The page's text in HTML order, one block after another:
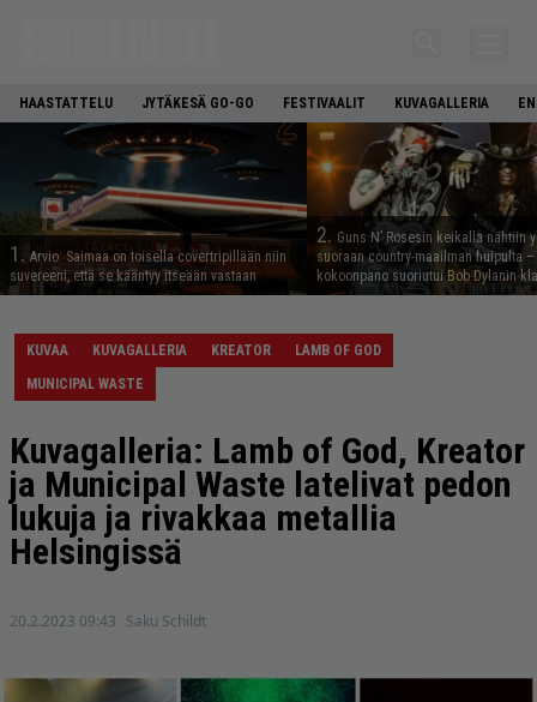
HAASTATTELU JYTÄKESÄ GO-GO FESTIVAALIT KUVAGALLERIA
1. Arvio: Saimaa on toisella covertripillään niin
suvereeni, että se kääntyy itseään vastaan
2. Guns N’ Rosesin keikalla nähtiin
suoraan country-maailman huipulta
kokoonpano suoriutui Bob Dylanin
KUVAA KUVAGALLERIA KREATOR
LAMB OF GOD
MUNICIPAL WASTE
Kuvagalleria: Lamb of God, Kreator
ja Municipal Waste latelivat pedon
lukuja ja rivakkaa metallia
Helsingissä
20.2.2023 09:43 Saku Schildt